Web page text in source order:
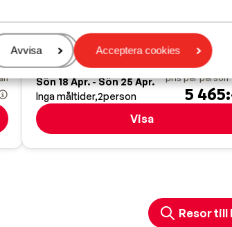
Hantera
Avvisa Acceptera cookies
Bra skidbussförbindelse
Lugnt läge, strax utanför Ischgl
Attraktiva lägenheter
Sön 18 Apr. - Sön 25 Apr.
Inga måltider 2person
pris per person
5
Visa
Resor till